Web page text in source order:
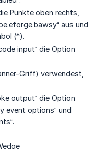
Punkte oben rechts,
aus und
(*).
input“ die Option
Griff) verwendest,
output“ die Option
event options“ und